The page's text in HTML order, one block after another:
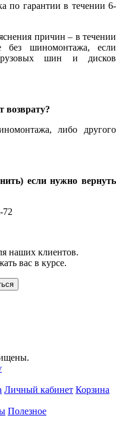
по гарантии в течении 6-
причин – в течении
без шиномонтажа, если
шин и дисков
возврату?
либо другого
если нужно вернуть
72
наших клиентов.
вас в курсе.
Личный кабинет Корзина
Полезное